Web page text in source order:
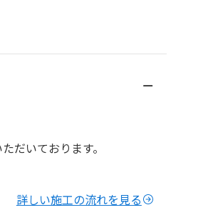
だいております。
詳しい施工の流れを見る